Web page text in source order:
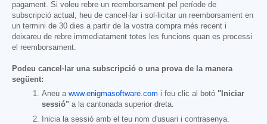
pagament. Si voleu rebre un reemborsament pel període de
subscripció actual, heu de cancel·lar i sol·licitar un reemborsament en
un termini de 30 dies a partir de la vostra compra més recent i
deixareu de rebre immediatament totes les funcions quan es processi
el reemborsament.
Podeu cancel·lar una subscripció o una prova de la manera
següent:
Aneu a www.enigmasoftware.com i feu clic al botó "Iniciar
sessió" a la cantonada superior dreta.
Inicia la sessió amb el teu nom d'usuari i contrasenya.